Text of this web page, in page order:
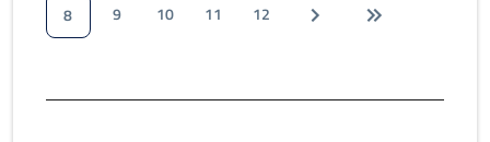
8
9 10 11 12